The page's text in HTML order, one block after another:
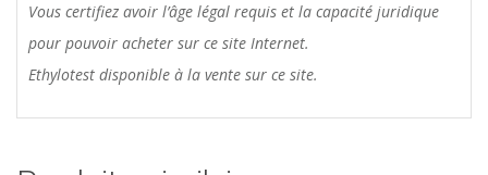
Vous certifiez avoir l’âge légal requis et la capacité juridique
pour pouvoir acheter sur ce site Internet.
Ethylotest disponible à la vente sur ce site.